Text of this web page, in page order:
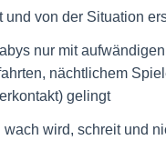
von der Situation
nur mit
nächtlichem
gelingt
wach wird, schreit und